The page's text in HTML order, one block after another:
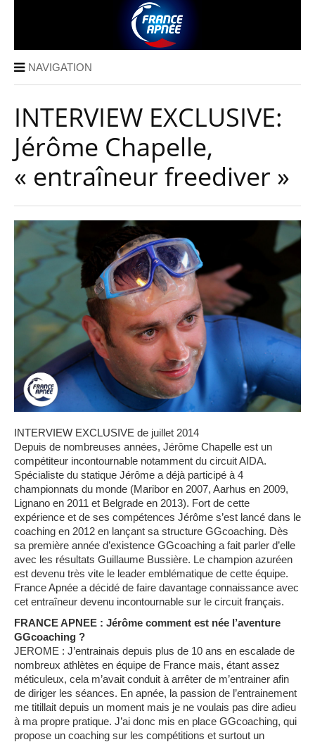
NAVIGATION
INTERVIEW EXCLUSIVE:
Jérôme Chapelle,
« entraîneur freediver »
INTERVIEW EXCLUSIVE de juillet 2014
Depuis de nombreuses années, Jérôme Chapelle est un
compétiteur incontournable notamment du circuit AIDA.
Spécialiste du statique Jérôme a déjà participé à 4
championnats du monde (Maribor en 2007, Aarhus en 2009,
Lignano en 2011 et Belgrade en 2013). Fort de cette
expérience et de ses compétences Jérôme s’est lancé dans le
coaching en 2012 en lançant sa structure GGcoaching. Dès
sa première année d’existence GGcoaching a fait parler d’elle
avec les résultats Guillaume Bussière. Le champion azuréen
est devenu très vite le leader emblématique de cette équipe.
France Apnée a décidé de faire davantage connaissance avec
cet entraîneur devenu incontournable sur le circuit français.
FRANCE APNEE : Jérôme comment est née l’aventure
GGcoaching ?
JEROME : J’entrainais depuis plus de 10 ans en escalade de
nombreux athlètes en équipe de France mais, étant assez
méticuleux, cela m’avait conduit à arrêter de m’entrainer afin
de diriger les séances. En apnée, la passion de l’entrainement
me titillait depuis un moment mais je ne voulais pas dire adieu
à ma propre pratique. J’ai donc mis en place GGcoaching, qui
propose un coaching sur les compétitions et surtout un